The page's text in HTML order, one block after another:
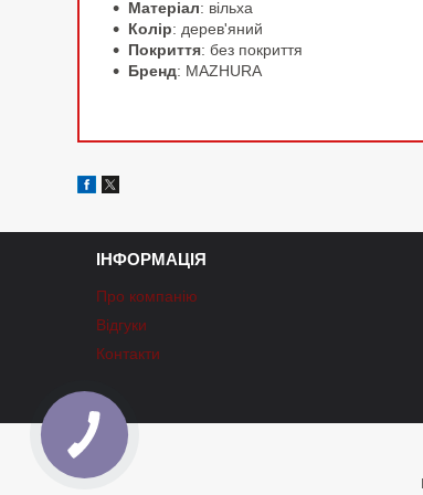
Матеріал: вільха
Колір: дерев'яний
Покриття: без покриття
Бренд: MAZHURA
ІНФОРМАЦІЯ
Про компанію
Відгуки
Контакти